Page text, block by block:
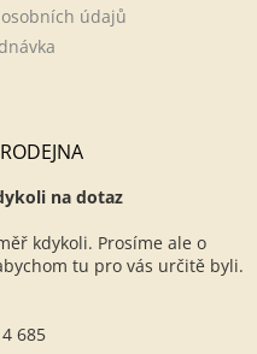
údajů
na dotaz
kdykoli. Prosíme ale o
tu pro vás určitě byli.
685